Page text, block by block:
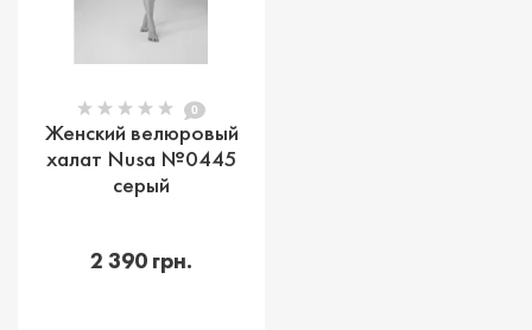
0
Женский велюровый
халат Nusa №0445
серый
2 390 грн.